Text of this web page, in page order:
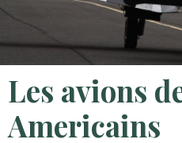
Les avions
Americains